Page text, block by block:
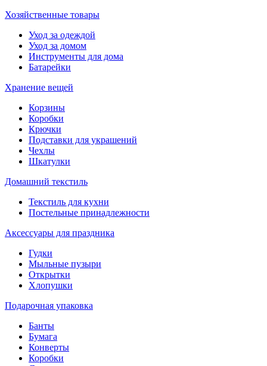
Хозяйственные товары
Уход за одеждой
Уход за домом
Инструменты для дома
Батарейки
Хранение вещей
Корзины
Коробки
Крючки
Подставки для украшений
Чехлы
Шкатулки
Домашний текстиль
Текстиль для кухни
Постельные принадлежности
Аксессуары для праздника
Гудки
Мыльные пузыри
Открытки
Хлопушки
Подарочная упаковка
Банты
Бумага
Конверты
Коробки